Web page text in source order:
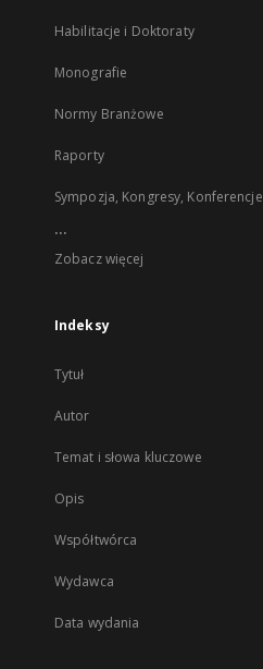
Habilitacje i Doktoraty
Monografie
Normy Branżowe
Raporty
Sympozja, Kongresy, Konferencje
...
Zobacz więcej
Indeksy
Tytuł
Autor
Temat i słowa kluczowe
Opis
Współtwórca
Wydawca
Data wydania